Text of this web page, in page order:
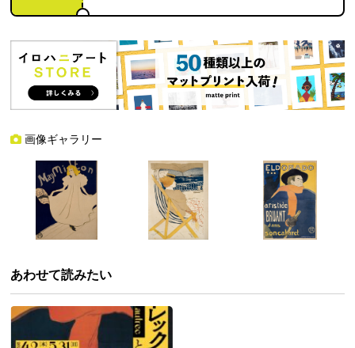
画像ギャラリー
あわせて読みたい